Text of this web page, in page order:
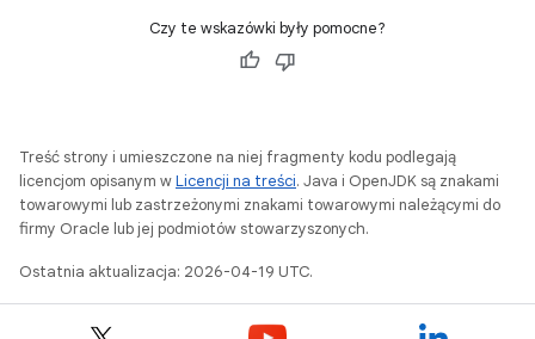
Czy te wskazówki były pomocne?
Treść strony i umieszczone na niej fragmenty kodu podlegają
licencjom opisanym wLicencji na treści. Java i OpenJDK są znakami
towarowymi lub zastrzeżonymi znakami towarowymi należącymi do
firmy Oracle lub jej podmiotów stowarzyszonych.
Ostatnia aktualizacja: 2026-04-19 UTC.